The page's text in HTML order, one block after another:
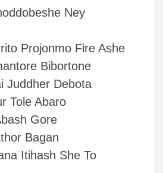
Ney
Projonmo Fire Ashe
Bibortone
Juddher Debota
Tole Abaro
Gore
Bagan
Itihash She To